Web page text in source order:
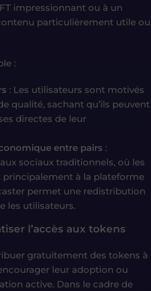
impressionnant ou à un
particulièrement utile ou
:
: Les utilisateurs sont motivés
qualité, sachant qu’ils peuvent
directes de leur
entre pairs :
sociaux traditionnels, où les
à la plateforme
permet une redistribution
les utilisateurs.
l’accès aux tokens
gratuitement des tokens à
leur adoption ou
active. Dans le cadre de